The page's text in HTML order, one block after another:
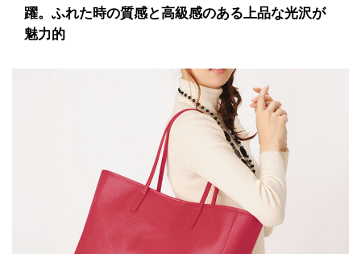
躍。ふれた時の質感と高級感のある上品な光沢が
魅力的